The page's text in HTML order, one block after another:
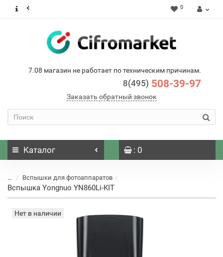
0
7.08 магазин не работает по техническим причинам.
8(495) 508-39-97
Заказать обратный звонок
Каталог : 0
... Вспышки для фотоаппаратов
Вспышка Yongnuo YN860Li-KIT
Нет в наличии